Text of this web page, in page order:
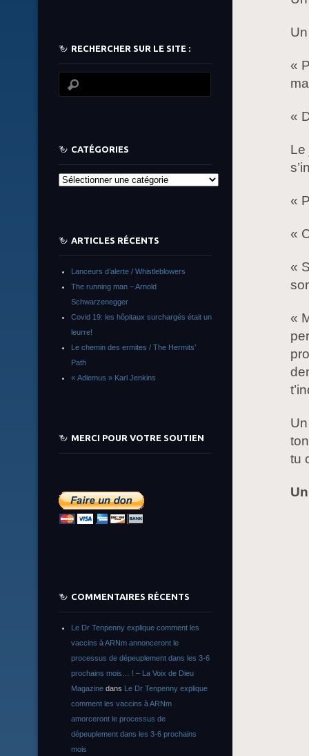
«
«
Le
«
«
«
«
tu
RECHERCHER SUR LE SITE :
CATÉGORIES
Catégories
ARTICLES RÉCENTS
Lanceurs d’alerte / Whistleblowers
The running man – Arnold
Schwarzenegger
Covid 19: les hôpitaux surchargés était un
leurre!
Le chemin des ermites / The Hermits’
Path
« Adiemus » Karl Jenkins
MERCI POUR VOTRE SOUTIEN
COMMENTAIRES RÉCENTS
Le Dr Tenpenny explique comment les
vaccins à ARNm annonceront le
processus de dépeuplement dans les 3-6
prochains mois… ! – La Voix de Dieu
Magazine dans Le Dr Tenpenny explique
comment les vaccins à ARNm
amorceront le processus de
dépeuplement dans les 3-6 prochains
mois